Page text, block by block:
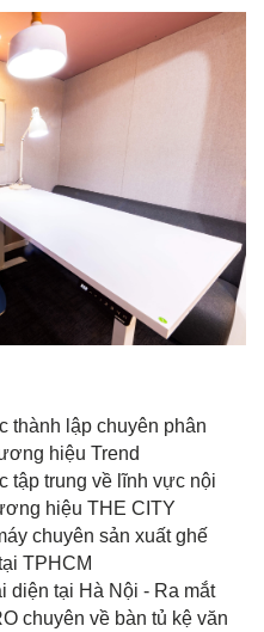
thành lập chuyên phân
hiệu Trend
tập trung về lĩnh vực nội
hiệu THE CITY
chuyên sản xuất ghế
TPHCM
diện tại Hà Nội - Ra mắt
chuyên về bàn tủ kệ văn